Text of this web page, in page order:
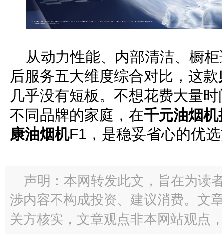
从动力性能、内部清洁、橱
后服务五大维度综合对比，这款
几乎没有短板。不想花费大量
不同品牌的家庭，在千元油烟机
康油烟机F1，是稳妥省心的优
声明：本网转发此文，旨在为读
渉内容不构成投资、建议消费。文
关方核实，文章观点非本网站观点